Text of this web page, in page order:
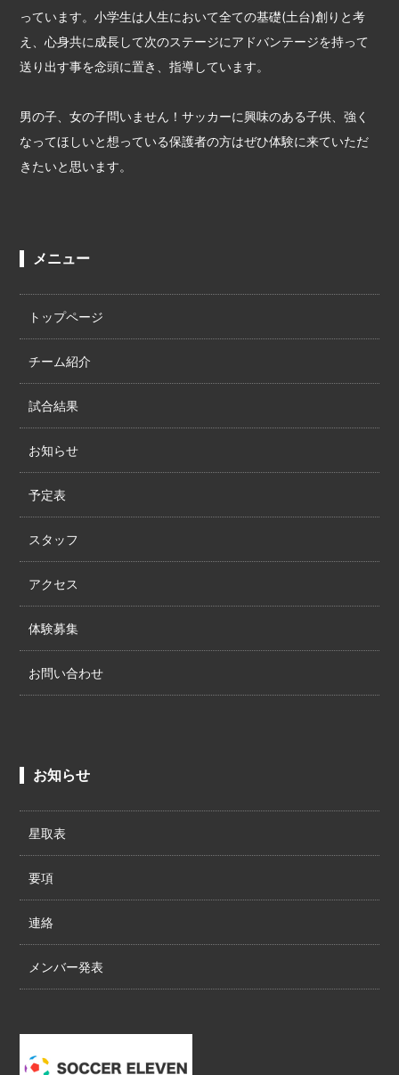
っています。小学生は人生において全ての基礎(土台)創りと考
え、心身共に成長して次のステージにアドバンテージを持って
送り出す事を念頭に置き、指導しています。
男の子、女の子問いません！サッカーに興味のある子供、強く
なってほしいと想っている保護者の方はぜひ体験に来ていただ
きたいと思います。
メニュー
トップページ
チーム紹介
試合結果
お知らせ
予定表
スタッフ
アクセス
体験募集
お問い合わせ
お知らせ
星取表
要項
連絡
メンバー発表